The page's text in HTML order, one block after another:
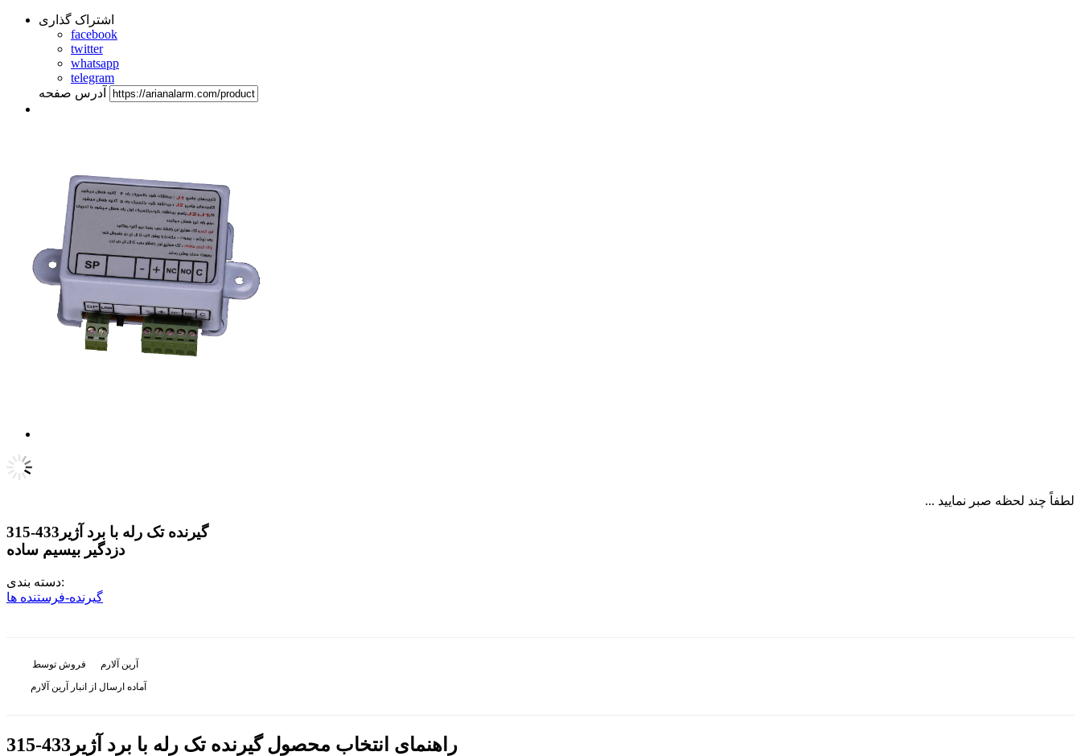
اشتراک گذاری
facebook
twitter
whatsapp
telegram
آدرس صفحه
لطفاً چند لحظه صبر نمایید ...
گیرنده تک رله با برد آژیر433-315
دزدگیر بیسیم ساده
دسته بندی:
گیرنده-فرستنده ها
فروش توسط
آرین آلارم
آماده ارسال از انبار آرین آلارم
راهنمای انتخاب محصولگیرنده تک رله با برد آژیر433-315